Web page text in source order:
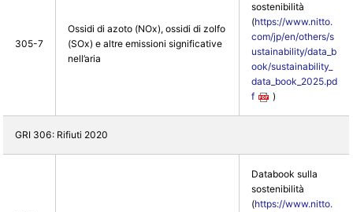
305-7
Ossidi di azoto (NOx), ossidi di zolfo
(SOx) e altre emissioni significative
nell’aria
sostenibilità
(https://www.nitto.
com/jp/en/others/s
ustainability/data_b
ook/sustainability_
data_book_2025.pd
f
)
GRI 306: Rifiuti 2020
Databook sulla
sostenibilità
(https://www.nitto.